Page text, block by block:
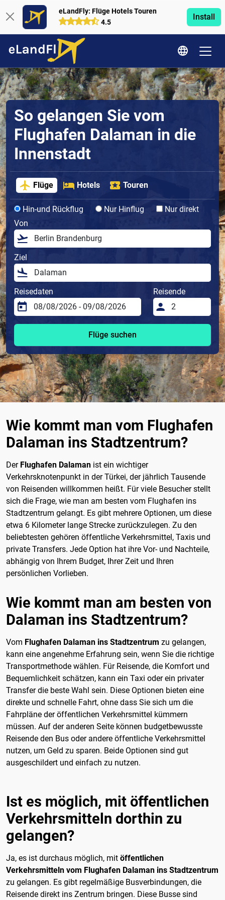
eLandFly: Flüge Hotels Touren
4.5
Install
So gelangen Sie vom
Flughafen Dalaman in die
Innenstadt
Flüge Hotels Touren
Hin-und Rückflug Nur Hinflug
Nur direkt
Von
Ziel
Reisedaten Reisende
Flüge suchen
Wie kommt man vom Flughafen
Dalaman ins Stadtzentrum?
Der Flughafen Dalaman ist ein wichtiger
Verkehrsknotenpunkt in der Türkei, der jährlich Tausende
von Reisenden willkommen heißt. Für viele Besucher stellt
sich die Frage, wie man am besten vom Flughafen ins
Stadtzentrum gelangt. Es gibt mehrere Optionen, um diese
etwa 6 Kilometer lange Strecke zurückzulegen. Zu den
beliebtesten gehören öffentliche Verkehrsmittel, Taxis und
private Transfers. Jede Option hat ihre Vor- und Nachteile,
abhängig von Ihrem Budget, Ihrer Zeit und Ihren
persönlichen Vorlieben.
Wie kommt man am besten von
Dalaman ins Stadtzentrum?
Vom Flughafen Dalaman ins Stadtzentrum zu gelangen,
kann eine angenehme Erfahrung sein, wenn Sie die richtige
Transportmethode wählen. Für Reisende, die Komfort und
Bequemlichkeit schätzen, kann ein Taxi oder ein privater
Transfer die beste Wahl sein. Diese Optionen bieten eine
direkte und schnelle Fahrt, ohne dass Sie sich um die
Fahrpläne der öffentlichen Verkehrsmittel kümmern
müssen. Auf der anderen Seite können budgetbewusste
Reisende den Bus oder andere öffentliche Verkehrsmittel
nutzen, um Geld zu sparen. Beide Optionen sind gut
ausgeschildert und einfach zu nutzen.
Ist es möglich, mit öffentlichen
Verkehrsmitteln dorthin zu
gelangen?
Ja, es ist durchaus möglich, mit öffentlichen
Verkehrsmitteln vom Flughafen Dalaman ins Stadtzentrum
zu gelangen. Es gibt regelmäßige Busverbindungen, die
Reisende direkt ins Zentrum bringen. Diese Busse sind